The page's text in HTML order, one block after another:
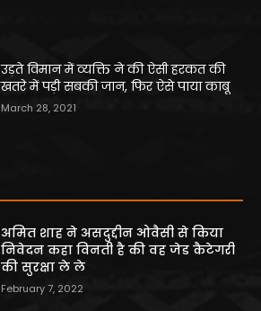
उड़ते विमान में व्यक्ति ने की ऐसी हरकत की
खतरे में पड़ी सबकी जान, फिर ऐसे पाया काबू
March 28, 2021
अमित शाह ने असदुद्दीन ओवैसी से किया
निवेदन कहा विनती है की वह जेड कैटेगरी
की सुरक्षा ले ले
February 7, 2022